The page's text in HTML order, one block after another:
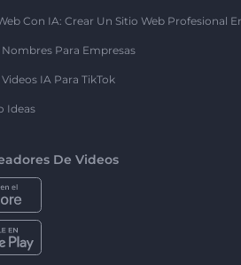
Con IA: Crear Un Sitio Web Profesional
Para Empresas
IA Para TikTok
Ideas
De Videos